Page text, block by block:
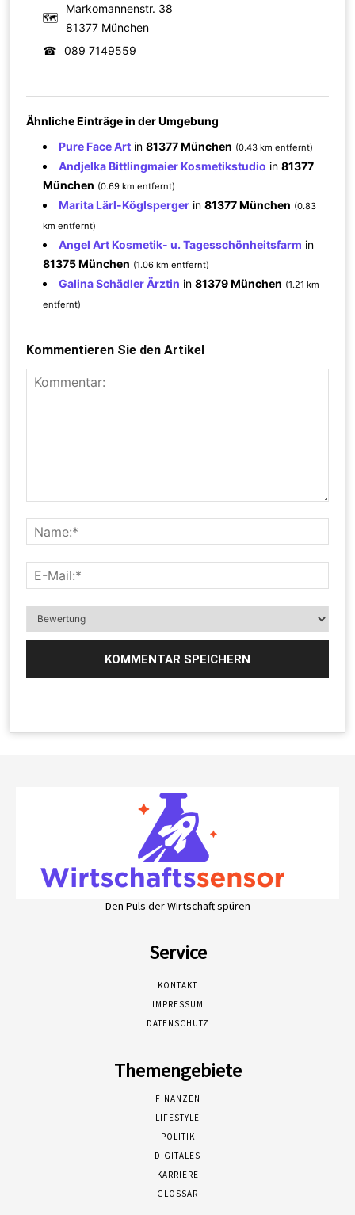
🗺
Markomannenstr. 38
81377 München
☎
089 7149559
Ähnliche Einträge in der Umgebung
Pure Face Art in81377 München (0.43 km entfernt)
Andjelka Bittlingmaier Kosmetikstudio in81377
München (0.69 km entfernt)
Marita Lärl-Köglsperger in81377 München (0.83
km entfernt)
Angel Art Kosmetik- u. Tagesschönheitsfarm in
81375 München (1.06 km entfernt)
Galina Schädler Ärztin in81379 München (1.21 km
entfernt)
Kommentieren Sie den Artikel
Den Puls der Wirtschaft spüren
Service
KONTAKT
IMPRESSUM
DATENSCHUTZ
Themengebiete
FINANZEN
LIFESTYLE
POLITIK
DIGITALES
KARRIERE
GLOSSAR